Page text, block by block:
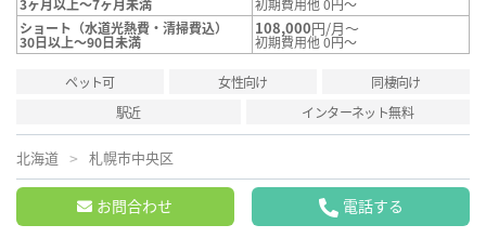
ショート（水道光熱費・清掃費込）
30日以上～90日未満
108,000円/月～
初期費用他 0円～
ペット可 女性向け
同棲向け
駅近
インターネット無料
北海道 札幌市中央区
お問合わせ 電話する